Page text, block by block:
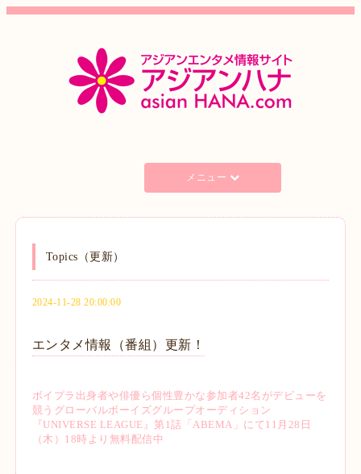
メニュー
Topics（更新）
2024-11-28 20:00:00
エンタメ情報（番組）更新！
ボイプラ出身者や俳優ら個性豊かな参加者42名がデビューを
競うグローバルボーイズグループオーディション
『UNIVERSE LEAGUE』第1話「ABEMA」にて11月28日
（木）18時より無料配信中